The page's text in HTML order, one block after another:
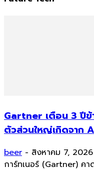
Gartner เตือน 3 ปีข้
ตัวส่วนใหญ่เกิดจาก
beer - สิงหาคม 7, 2026
การ์ทเนอร์ (Gartner) ค